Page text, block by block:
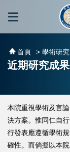
跳到主要內容區
首頁 > 學術研究
近期研究成果
本院重視學術及言
決方案。惟同仁自
行發表應遵循學術
確性。而倘擬以本